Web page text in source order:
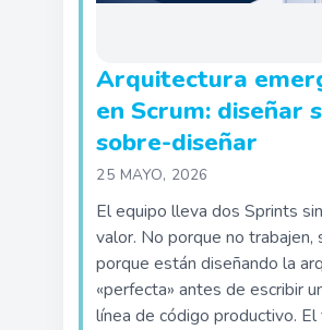
Arquitectura
en Scrum: diseñar
sobre-diseñar
25 MAYO, 2026
El equipo lleva dos Sprints
valor. No porque no trabajen,
porque están diseñando la
«perfecta» antes de escribir
línea de código productivo.